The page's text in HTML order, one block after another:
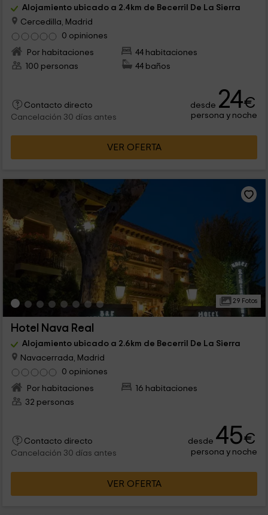
Alojamiento ubicado a 2.4km de Becerril De La Sierra
Cercedilla, Madrid
0 opiniones
Por habitaciones
44 habitaciones
100 personas
44 baños
Contacto directo
Cancelación 30 días antes
desde 24€
persona y noche
VER OFERTA
29 Fotos
Hotel Nava Real
Alojamiento ubicado a 2.6km de Becerril De La Sierra
Navacerrada, Madrid
0 opiniones
Por habitaciones
16 habitaciones
32 personas
Contacto directo
Cancelación 30 días antes
desde 45€
persona y noche
VER OFERTA